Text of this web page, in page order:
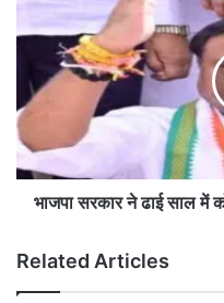
अ
का
औ
र
ट्रं
धी
ना
पा
का
र
ने
ढा
में
को
भाजपा सरकार ने ढाई साल में
Related Articles